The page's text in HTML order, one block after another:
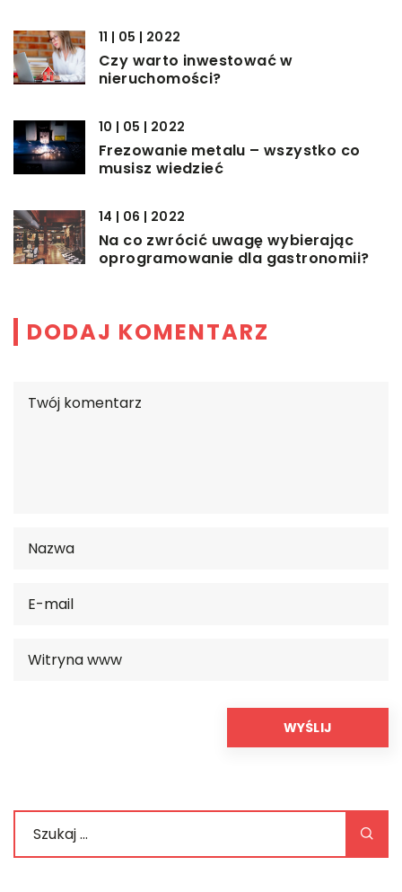
11 | 05 | 2022
Czy warto inwestować w
nieruchomości?
10 | 05 | 2022
Frezowanie metalu – wszystko co
musisz wiedzieć
14 | 06 | 2022
Na co zwrócić uwagę wybierając
oprogramowanie dla gastronomii?
DODAJ KOMENTARZ